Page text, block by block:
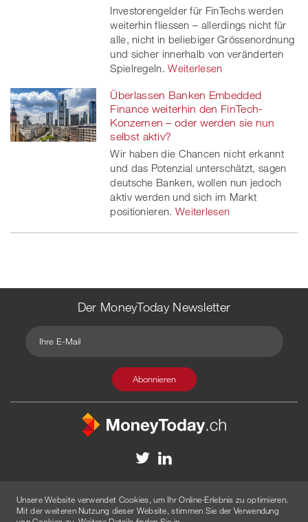
Investorengelder für FinTechs werden
weiterhin fliessen – allerdings nicht für
alle, nicht in beliebiger Grössenordnung
und sicher innerhalb von veränderten
Spielregeln. Weiterlesen
Überlassen Banken Embedded
Finance weiterhin den FinTech-
Konzernen – oder werden sie nun
selbst aktiv?
Wir haben die Chancen nicht erkannt
und das Potenzial unterschätzt, sagen
deutsche Banken, wollen nun jedoch
aktiv werden und sich im Markt
positionieren. Weiterlesen
Der MoneyToday Newsletter
Disclaimer
Werbung
Unsere Website verwendet Cookies, um Ihr Online-Erlebnis zu optimieren.
Mit der weiteren Nutzung dieser Website, stimmen Sie der Verwendung